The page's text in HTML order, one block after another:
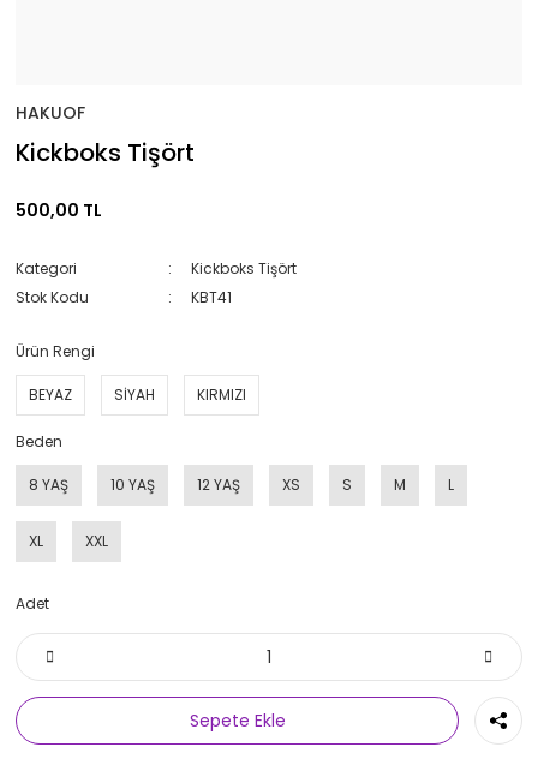
HAKUOF
Kickboks Tişört
500,00 TL
Kategori
Kickboks Tişört
Stok Kodu
KBT41
Ürün Rengi
BEYAZ SİYAH KIRMIZI
Beden
8 YAŞ 10 YAŞ 12 YAŞ XS S M L
XL XXL
Adet
Sepete Ekle